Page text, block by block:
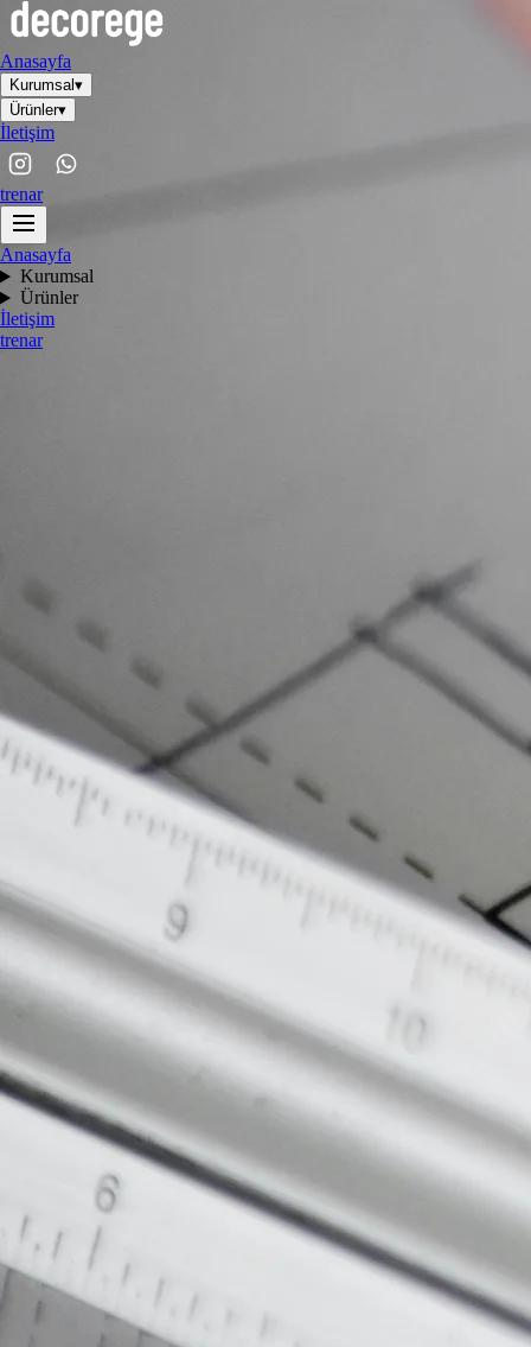
Anasayfa
Kurumsal▾
Ürünler▾
İletişim
trenar
Anasayfa
Kurumsal
Ürünler
İletişim
trenar